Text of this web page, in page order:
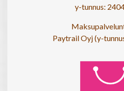
y-tunnus:
Paytrail Oyj (y-